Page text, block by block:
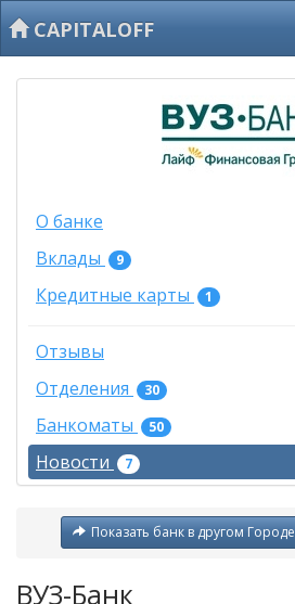
CAPITALOFF
О банке
Вклады
9
Кредитные карты 1
Отзывы
Отделения
30
Банкоматы 50
Новости 7
Показать банк в другом Городе
ВУЗ-Банк